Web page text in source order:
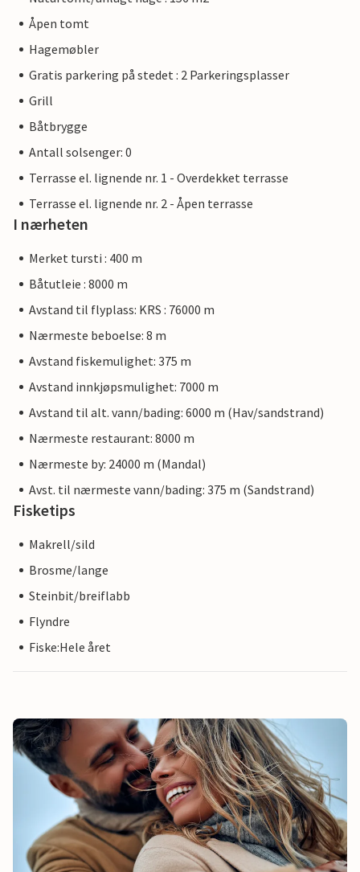
Åpen tomt
Hagemøbler
Gratis parkering på stedet : 2 Parkeringsplasser
Grill
Båtbrygge
Antall solsenger: 0
Terrasse el. lignende nr. 1 - Overdekket terrasse
Terrasse el. lignende nr. 2 - Åpen terrasse
I nærheten
Merket tursti : 400 m
Båtutleie : 8000 m
Avstand til flyplass: KRS : 76000 m
Nærmeste beboelse: 8 m
Avstand fiskemulighet: 375 m
Avstand innkjøpsmulighet: 7000 m
Avstand til alt. vann/bading: 6000 m (Hav/sandstrand)
Nærmeste restaurant: 8000 m
Nærmeste by: 24000 m (Mandal)
Avst. til nærmeste vann/bading: 375 m (Sandstrand)
Fisketips
Makrell/sild
Brosme/lange
Steinbit/breiflabb
Flyndre
Fiske:Hele året